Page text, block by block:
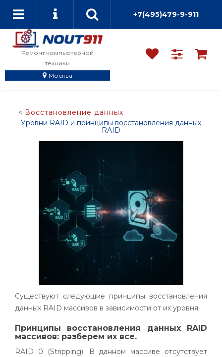
+7(495)479-9-911
Ремонт компьютерной
техники
Москва
Восстановление данных
Уровни RAID и принципы восстановления данных
RAID
Существуют следующие принципы восстановления
данных RAID массивов в зависимости от их уровня:
Принципы восстановления данных RAID
массивов: разберем их все.
RAID 0 (Stripping). В данном массиве отсутствует